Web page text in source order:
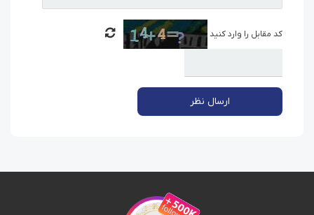
کد مقابل را وارد کنید
ارسال نظر